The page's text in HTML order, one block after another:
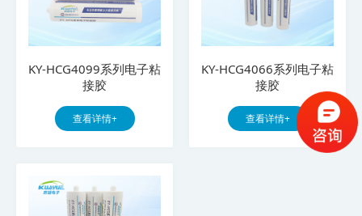
KY-HCG4099系列电子粘
接胶
查看详情+
KY-HCG4066系列电子粘
接胶
查看详情+